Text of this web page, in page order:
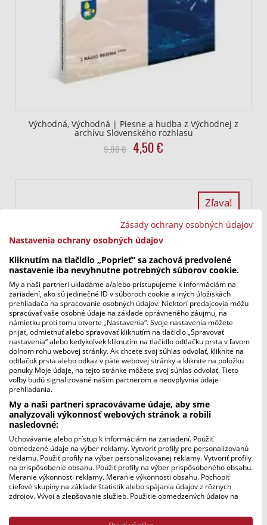
Zásady ochrany osobných údajov
Nastavenia ochrany osobných údajov
Kliknutím na tlačidlo „Poprieť“ sa zachová predvolené
nastavenie iba nevyhnutne potrebných súborov cookie.
My a naši partneri ukladáme a/alebo pristupujeme k informáciám na
zariadení, ako sú jedinečné ID v súboroch cookie a iných úložiskách
prehliadača na spracovanie osobných údajov. Niektorí predajcovia môžu
spracúvať vaše osobné údaje na základe oprávneného záujmu, na
námietku proti tomu otvorte „Nastavenia“. Svoje nastavenia môžete
prijať, odmietnuť alebo spravovať kliknutím na tlačidlo „Spravovať
nastavenia“ alebo kedykoľvek kliknutím na tlačidlo odtlačku prsta v ľavom
dolnom rohu webovej stránky. Ak chcete svoj súhlas odvolať, kliknite na
odtlačok prsta alebo odkaz v päte webovej stránky a kliknite na položku
ponuky Moje údaje, na tejto stránke môžete svoj súhlas odvolať. Tieto
voľby budú signalizované našim partnerom a neovplyvnia údaje
prehliadania.
My a naši partneri spracovávame údaje, aby sme
analyzovali výkonnosť webových stránok a robili
nasledovné:
Uchovávanie alebo prístup k informáciám na zariadení. Použiť
obmedzené údaje na výber reklamy. Vytvoriť profily pre personalizovanú
reklamu. Použiť profily na výber personalizovanej reklamy. Vytvoriť profily
na prispôsobenie obsahu. Použiť profily na výber prispôsobeného obsahu.
Meranie výkonnosti reklamy. Meranie výkonnosti obsahu. Pochopiť
cieľové skupiny na základe štatistík alebo spájania údajov z rôznych
zdrojov. Vývoj a zlepšovanie služieb. Použitie obmedzených údajov na
Údaje môžu byť zdieľané mimo Európskej únie a odosielané do USA.
Východná, Východná | Piesne a hudba z Východnej z
archívu Slovenského rozhlasu
9,00€ Pôvodná
cena
4,50€Aktuálna
Zľava!
Na terchovskú nôtu | Terchovská muzika z archívu
Slovenského rozhlasu
9,00€ Pôvodná
cena
bola:
9,00
4,50€Aktuálna
cena
je:
4,50